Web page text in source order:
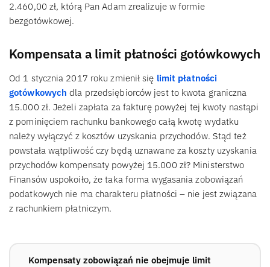
2.460,00 zł, którą Pan Adam zrealizuje w formie
bezgotówkowej.
Kompensata a limit płatności gotówkowych
Od 1 stycznia 2017 roku zmienił się limit płatności
gotówkowych dla przedsiębiorców jest to kwota graniczna
15.000 zł. Jeżeli zapłata za fakturę powyżej tej kwoty nastąpi
z pominięciem rachunku bankowego całą kwotę wydatku
należy wyłączyć z kosztów uzyskania przychodów. Stąd też
powstała wątpliwość czy będą uznawane za koszty uzyskania
przychodów kompensaty powyżej 15.000 zł? Ministerstwo
Finansów uspokoiło, że taka forma wygasania zobowiązań
podatkowych nie ma charakteru płatności – nie jest związana
z rachunkiem płatniczym.
Kompensaty zobowiązań nie obejmuje limit